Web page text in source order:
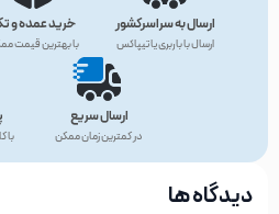
ارسال به سراسرکشور
ارسال با باربری یا تیپاکس
خرید عمده و
با بهترین قیمت
ارسال سریع
در کمترین زمان ممکن با
دیدگاه ها